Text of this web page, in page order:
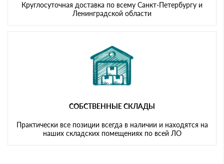
Круглосуточная доставка по всему Санкт-Петербургу и
Ленинградской области
СОБСТВЕННЫЕ СКЛАДЫ
Практически все позиции всегда в наличии и находятся на
наших складских помещениях по всей ЛО